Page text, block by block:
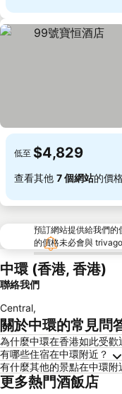
低至 $4,829
查看其他 7 個網站的價
預訂網站提供給我們的
的價格未必會與 trivago
中環 (香港, 香港)
聯絡我們
Central,
關於中環的常見問
為什麼中環在香港如此受歡
有哪些住宿在中環附近？
有什麼其他的景點在中環附
更多熱門酒飯店